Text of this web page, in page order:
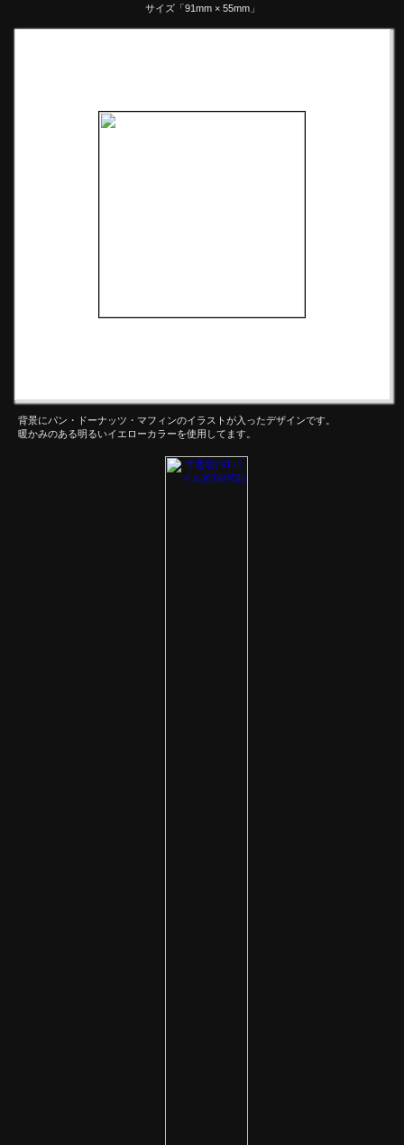
サイズ「91mm × 55mm」
背景にパン・ドーナッツ・マフィンのイラストが入ったデザインです。
暖かみのある明るいイエローカラーを使用してます。